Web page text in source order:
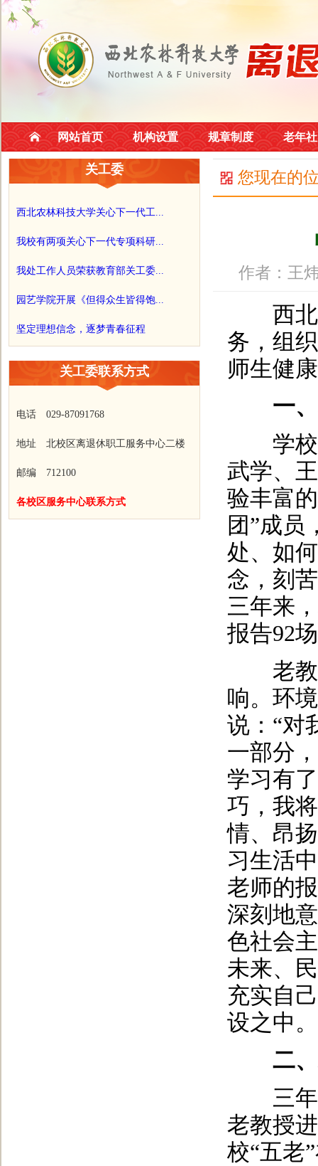
网站首页 机构设置 规章制度 老年
关工委
西北农林科技大学关心下一代工...
我校有两项关心下一代专项科研...
我处工作人员荣获教育部关工委...
园艺学院开展《但得众生皆得饱...
坚定理想信念，逐梦青春征程
关工委联系方式
电话 029-87091768
地址 北校区离退休职工服务中心二楼
邮编 712100
各校区服务中心联系方式
您现在的
作者：王
西北
务，组
师生健
一、
学校关
武学、
验丰富
团”成员
处、如
念，刻
三年来
报告92
老教
响。环
说：“对
一部分
学习有
巧，我
情、昂
习生活
老师的
深刻地
色社会
未来、
充实自
设之中
二、
三年
老教授
校“五老